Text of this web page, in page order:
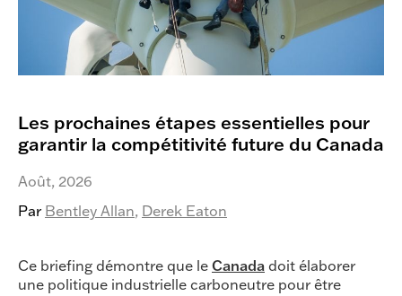
Les prochaines étapes essentielles pour
garantir la compétitivité future du Canada
Août, 2026
Par Bentley Allan, Derek Eaton
Ce briefing démontre que le Canada doit élaborer
une politique industrielle carboneutre pour être